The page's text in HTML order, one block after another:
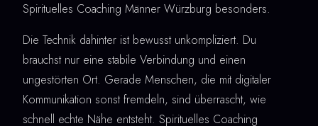
Spirituelles Coaching Männer Würzburg besonders.
Die Technik dahinter ist bewusst unkompliziert. Du
brauchst nur eine stabile Verbindung und einen
ungestörten Ort. Gerade Menschen, die mit digitaler
Kommunikation sonst fremdeln, sind überrascht, wie
schnell echte Nähe entsteht. Spirituelles Coaching